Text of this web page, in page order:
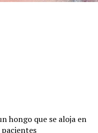
hongo que se aloja en